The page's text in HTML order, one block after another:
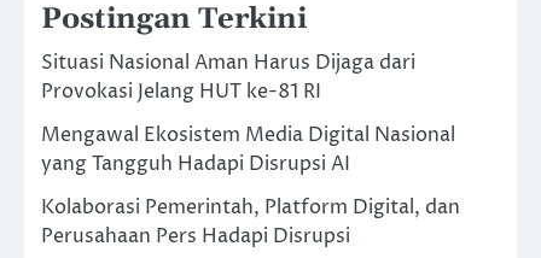
Postingan Terkini
Situasi Nasional Aman Harus Dijaga dari
Provokasi Jelang HUT ke-81 RI
Mengawal Ekosistem Media Digital Nasional
yang Tangguh Hadapi Disrupsi AI
Kolaborasi Pemerintah, Platform Digital, dan
Perusahaan Pers Hadapi Disrupsi